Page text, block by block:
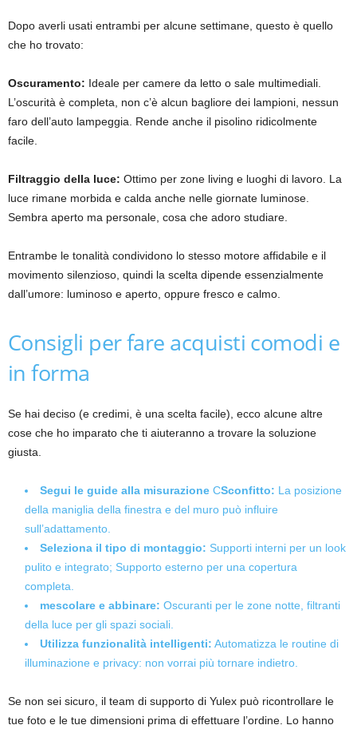
Dopo averli usati entrambi per alcune settimane, questo è quello
che ho trovato:
Oscuramento: Ideale per camere da letto o sale multimediali.
L’oscurità è completa, non c’è alcun bagliore dei lampioni, nessun
faro dell’auto lampeggia. Rende anche il pisolino ridicolmente
facile.
Filtraggio della luce: Ottimo per zone living e luoghi di lavoro. La
luce rimane morbida e calda anche nelle giornate luminose.
Sembra aperto ma personale, cosa che adoro studiare.
Entrambe le tonalità condividono lo stesso motore affidabile e il
movimento silenzioso, quindi la scelta dipende essenzialmente
dall’umore: luminoso e aperto, oppure fresco e calmo.
Consigli per fare acquisti comodi e
in forma
Se hai deciso (e credimi, è una scelta facile), ecco alcune altre
cose che ho imparato che ti aiuteranno a trovare la soluzione
giusta.
Segui le guide alla misurazione CSconfitto: La posizione
della maniglia della finestra e del muro può influire
sull’adattamento.
Seleziona il tipo di montaggio: Supporti interni per un look
pulito e integrato; Supporto esterno per una copertura
completa.
mescolare e abbinare: Oscuranti per le zone notte, filtranti
della luce per gli spazi sociali.
Utilizza funzionalità intelligenti: Automatizza le routine di
illuminazione e privacy: non vorrai più tornare indietro.
Se non sei sicuro, il team di supporto di Yulex può ricontrollare le
tue foto e le tue dimensioni prima di effettuare l’ordine. Lo hanno